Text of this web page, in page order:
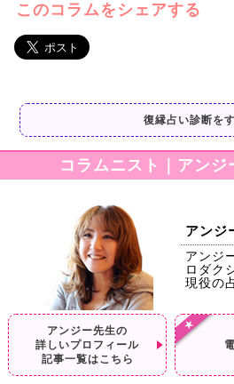
このコラムをシェアする
復縁占い診断を
コラムニスト｜アンジ
アンジ
アンジ
ロダク
現役の
アンジー先生の
詳しいプロフィール
記事一覧はこちら